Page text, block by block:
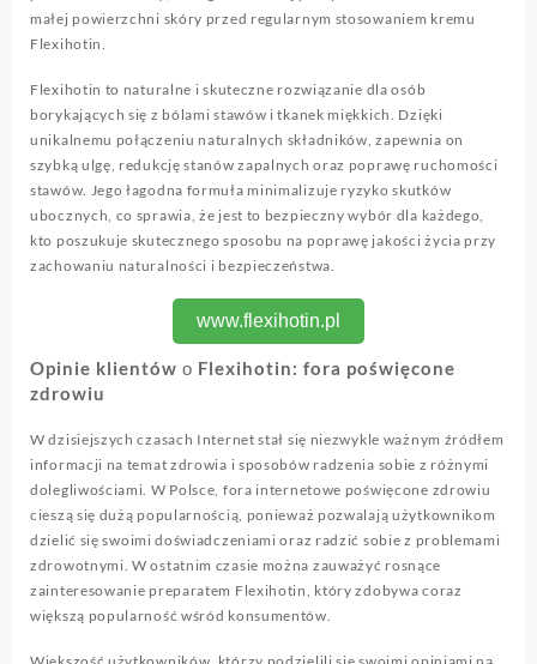
małej powierzchni skóry przed regularnym stosowaniem kremu
Flexihotin.
Flexihotin to naturalne i skuteczne rozwiązanie dla osób
borykających się z bólami stawów i tkanek miękkich. Dzięki
unikalnemu połączeniu naturalnych składników, zapewnia on
szybką ulgę, redukcję stanów zapalnych oraz poprawę ruchomości
stawów. Jego łagodna formuła minimalizuje ryzyko skutków
ubocznych, co sprawia, że jest to bezpieczny wybór dla każdego,
kto poszukuje skutecznego sposobu na poprawę jakości życia przy
zachowaniu naturalności i bezpieczeństwa.
www.flexihotin.pl
Opinie klientów о Flexihotin: fora poświęcone
zdrowiu
W dzisiejszych czasach Internet stał się niezwykle ważnym źródłem
informacji na temat zdrowia i sposobów radzenia sobie z różnymi
dolegliwościami. W Polsce, fora internetowe poświęcone zdrowiu
cieszą się dużą popularnością, ponieważ pozwalają użytkownikom
dzielić się swoimi doświadczeniami oraz radzić sobie z problemami
zdrowotnymi. W ostatnim czasie można zauważyć rosnące
zainteresowanie preparatem Flexihotin, który zdobywa coraz
większą popularność wśród konsumentów.
Większość użytkowników, którzy podzielili się swoimi opiniami na